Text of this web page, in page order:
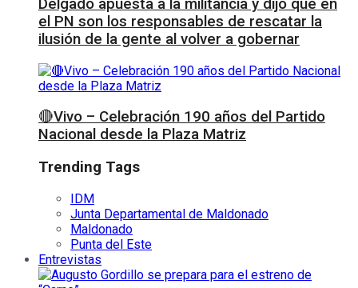
Delgado apuesta a la militancia y dijo que en
el PN son los responsables de rescatar la
ilusión de la gente al volver a gobernar
🔴Vivo – Celebración 190 años del Partido
Nacional desde la Plaza Matriz
Trending Tags
IDM
Junta Departamental de Maldonado
Maldonado
Punta del Este
Entrevistas